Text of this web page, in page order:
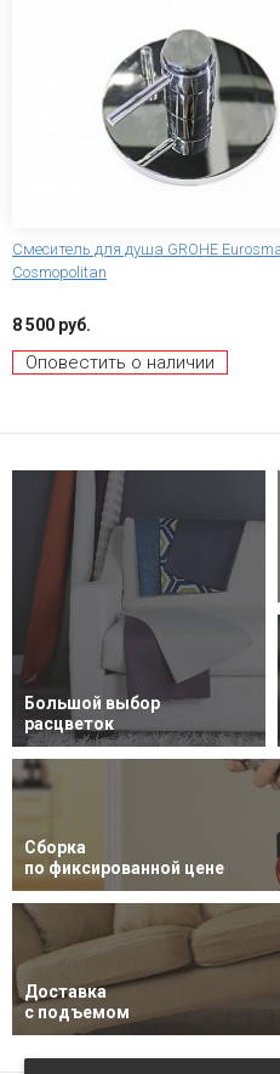
Смеситель для душа GROHE
Cosmopolitan
8 500 руб.
Оповестить о наличии
Большой выбор
расцветок
Сборка
по фиксированной цене
Доставка
с подъемом